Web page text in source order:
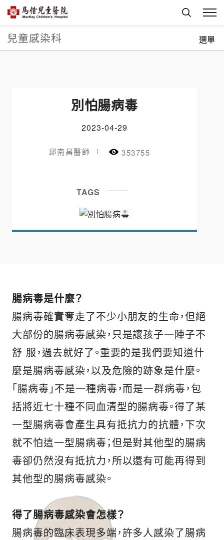
首頁 科部介紹 衛教資訊
兒童感染科 選單
別怕腸病毒
2023-04-29
邱南昌醫師 353755
TAGS
腸病毒是什麼？
腸病毒確實奪走了不少小朋友的生命，但絕
大部份的腸病毒感染，只是讓孩子一陣子不
舒 服，過去就好了。重要的是我們要知道什
麼是腸病毒感染，以及危險的跡象是什麼。
「腸病毒」不是一種病毒，而是一群病毒，包
括將近七十種不同血清型的腸病毒。得了某
一型腸病毒會產生具有抵抗力的抗體，下次
就不怕這一型腸病毒；但是對其他型的腸病
毒卻仍然沒有抵抗力，所以還有可能再得到
其他型的腸病毒感染。
得了腸病毒感染會怎樣？
腸病毒的臨床表現多端，許多人感染了腸病